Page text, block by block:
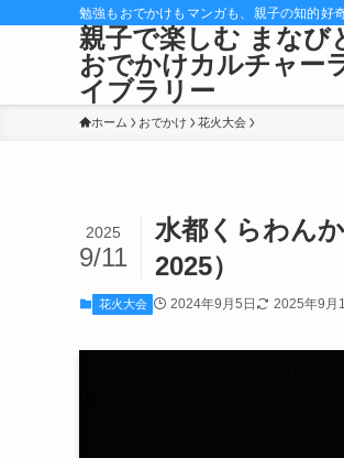
勉強もおでかけもマンガも、親子の知的好
親子で楽しむ まなび
おでかけカルチャー
イブラリー
ホーム おでかけ 花火大会
水都くらわん
2025）
2025
9/11
花火大会 2024年9月5日 2025年9月